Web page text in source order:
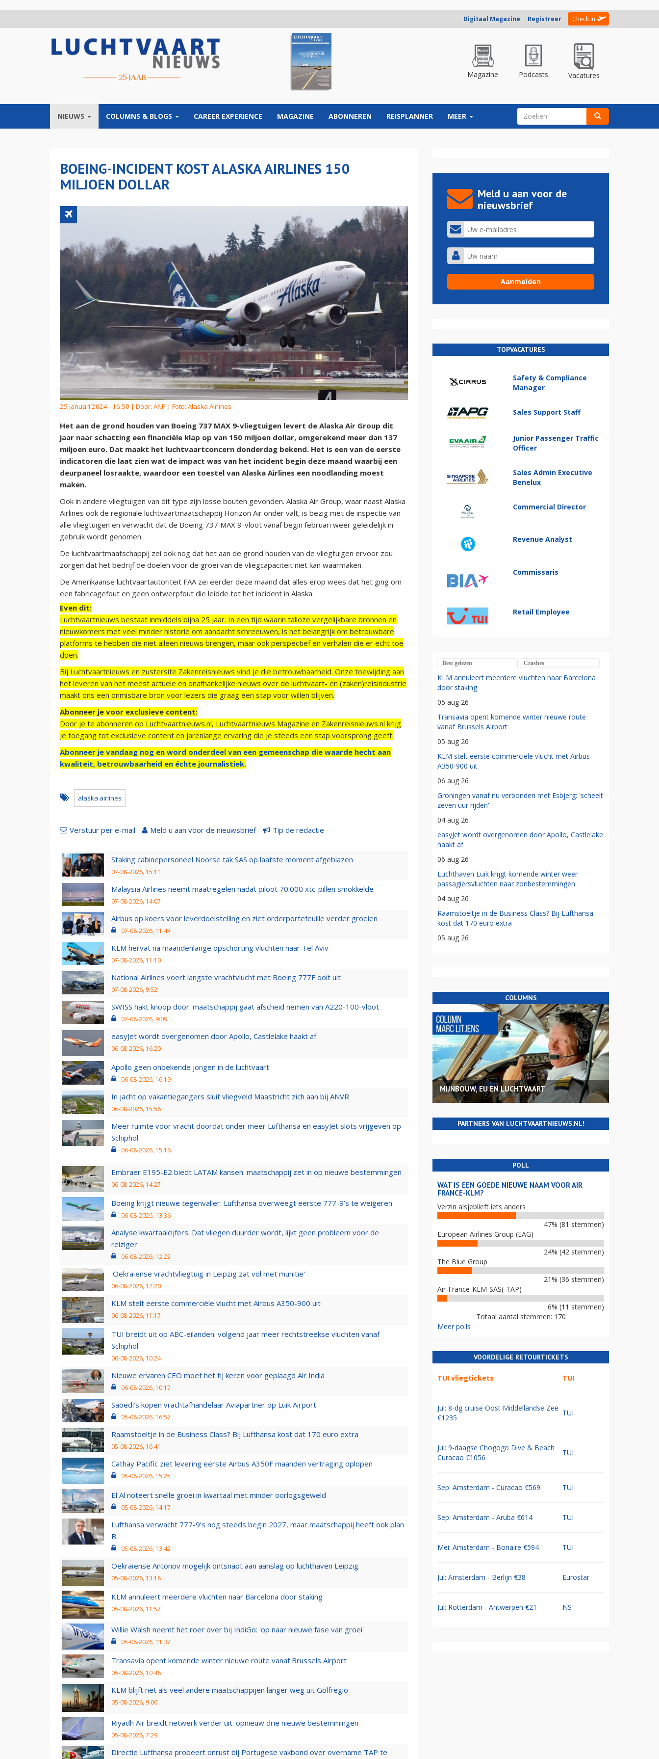
Digitaal Magazine Registreer Check in
Magazine Podcasts Vacatures
NIEUWS COLUMNS & BLOGS CAREER EXPERIENCE MAGAZINE ABONNEREN REISPLANNER MEER ZOEKVELD
BOEING-INCIDENT KOST ALASKA AIRLINES 150
MILJOEN DOLLAR
25 januari 2024 - 16:50 | Door: ANP | Foto: Alaska Airlines
Het aan de grond houden van Boeing 737 MAX 9-vliegtuigen levert de Alaska Air Group dit
jaar naar schatting een financiële klap op van 150 miljoen dollar, omgerekend meer dan 137
miljoen euro. Dat maakt het luchtvaartconcern donderdag bekend. Het is een van de eerste
indicatoren die laat zien wat de impact was van het incident begin deze maand waarbij een
deurpaneel losraakte, waardoor een toestel van Alaska Airlines een noodlanding moest
maken.
Ook in andere vliegtuigen van dit type zijn losse bouten gevonden. Alaska Air Group, waar naast Alaska
Airlines ook de regionale luchtvaartmaatschappij Horizon Air onder valt, is bezig met de inspectie van
alle vliegtuigen en verwacht dat de Boeing 737 MAX 9-vloot vanaf begin februari weer geleidelijk in
gebruik wordt genomen.
De luchtvaartmaatschappij zei ook nog dat het aan de grond houden van de vliegtuigen ervoor zou
zorgen dat het bedrijf de doelen voor de groei van de vliegcapaciteit niet kan waarmaken.
De Amerikaanse luchtvaartautoriteit FAA zei eerder deze maand dat alles erop wees dat het ging om
een fabricagefout en geen ontwerpfout die leidde tot het incident in Alaska.
Even dit:
Luchtvaartnieuws bestaat inmiddels bijna 25 jaar. In een tijd waarin talloze vergelijkbare bronnen en
nieuwkomers met veel minder historie om aandacht schreeuwen, is het belangrijk om betrouwbare
platforms te hebben die niet alleen nieuws brengen, maar ook perspectief en verhalen die er echt toe
doen.
Bij Luchtvaartnieuws en zustersite Zakenreisnieuws vind je die betrouwbaarheid. Onze toewijding aan
het leveren van het meest actuele en onafhankelijke nieuws over de luchtvaart- en (zaken)reisindustrie
maakt ons een onmisbare bron voor lezers die graag een stap voor willen blijven.
Abonneer je voor exclusieve content:
Door je te abonneren op Luchtvaartnieuws.nl, Luchtvaartnieuws Magazine en Zakenreisnieuws.nl krijg
je toegang tot exclusieve content en jarenlange ervaring die je steeds een stap voorsprong geeft.
Abonneer je vandaag nog en word onderdeel van een gemeenschap die waarde hecht aan
kwaliteit, betrouwbaarheid en échte journalistiek.
alaska airlines
Verstuur per e-mail Meld u aan voor de nieuwsbrief Tip de redactie
Staking cabinepersoneel Noorse tak SAS op laatste moment afgeblazen
07-08-2026, 15:11
Malaysia Airlines neemt maatregelen nadat piloot 70.000 xtc-pillen smokkelde
07-08-2026, 14:07
Airbus op koers voor leverdoelstelling en ziet orderportefeuille verder groeien
07-08-2026, 11:44
KLM hervat na maandenlange opschorting vluchten naar Tel Aviv
07-08-2026, 11:10
National Airlines voert langste vrachtvlucht met Boeing 777F ooit uit
07-08-2026, 9:52
SWISS hakt knoop door: maatschappij gaat afscheid nemen van A220-100-vloot
07-08-2026, 9:09
easyJet wordt overgenomen door Apollo, Castlelake haakt af
06-08-2026, 16:20
Apollo geen onbekende jongen in de luchtvaart
06-08-2026, 16:19
In jacht op vakantiegangers sluit vliegveld Maastricht zich aan bij ANVR
06-08-2026, 15:56
Meer ruimte voor vracht doordat onder meer Lufthansa en easyJet slots vrijgeven op
Schiphol
06-08-2026, 15:16
Embraer E195-E2 biedt LATAM kansen: maatschappij zet in op nieuwe bestemmingen
06-08-2026, 14:27
Boeing krijgt nieuwe tegenvaller: Lufthansa overweegt eerste 777-9’s te weigeren
06-08-2026, 13:36
Analyse kwartaalcijfers: Dat vliegen duurder wordt, lijkt geen probleem voor de
reiziger
06-08-2026, 12:22
'Oekraïense vrachtvliegtuig in Leipzig zat vol met munitie'
06-08-2026, 12:20
KLM stelt eerste commerciële vlucht met Airbus A350-900 uit
06-08-2026, 11:17
TUI breidt uit op ABC-eilanden: volgend jaar meer rechtstreekse vluchten vanaf
Schiphol
06-08-2026, 10:24
Nieuwe ervaren CEO moet het tij keren voor geplaagd Air India
06-08-2026, 10:17
Saoedi’s kopen vrachtafhandelaar Aviapartner op Luik Airport
05-08-2026, 16:57
Raamstoeltje in de Business Class? Bij Lufthansa kost dat 170 euro extra
05-08-2026, 16:41
Cathay Pacific ziet levering eerste Airbus A350F maanden vertraging oplopen
05-08-2026, 15:25
El Al noteert snelle groei in kwartaal met minder oorlogsgeweld
05-08-2026, 14:17
Lufthansa verwacht 777-9’s nog steeds begin 2027, maar maatschappij heeft ook plan
B
05-08-2026, 13:42
Oekraïense Antonov mogelijk ontsnapt aan aanslag op luchthaven Leipzig
05-08-2026, 13:18
KLM annuleert meerdere vluchten naar Barcelona door staking
05-08-2026, 11:57
Willie Walsh neemt het roer over bij IndiGo: 'op naar nieuwe fase van groei'
05-08-2026, 11:37
Transavia opent komende winter nieuwe route vanaf Brussels Airport
05-08-2026, 10:46
KLM blijft net als veel andere maatschappijen langer weg uit Golfregio
05-08-2026, 9:00
Riyadh Air breidt netwerk verder uit: opnieuw drie nieuwe bestemmingen
05-08-2026, 7:29
Directie Lufthansa probeert onrust bij Portugese vakbond over overname TAP te
Meld u aan voor de
nieuwsbrief
TOPVACATURES
Safety & Compliance
Manager
Sales Support Staff
Junior Passenger Traffic
Officer
Sales Admin Executive
Benelux
Commercial Director
Revenue Analyst
Commissaris
Retail Employee
Best gelezen Crashes
KLM annuleert meerdere vluchten naar Barcelona
door staking
05 aug 26
Transavia opent komende winter nieuwe route
vanaf Brussels Airport
05 aug 26
KLM stelt eerste commerciële vlucht met Airbus
A350-900 uit
06 aug 26
Groningen vanaf nu verbonden met Esbjerg: 'scheelt
zeven uur rijden'
04 aug 26
easyJet wordt overgenomen door Apollo, Castlelake
haakt af
06 aug 26
Luchthaven Luik krijgt komende winter weer
passagiersvluchten naar zonbestemmingen
04 aug 26
Raamstoeltje in de Business Class? Bij Lufthansa
kost dat 170 euro extra
05 aug 26
COLUMNS
MIJNBOUW, EU EN LUCHTVAART
PARTNERS VAN LUCHTVAARTNIEUWS.NL!
POLL
WAT IS EEN GOEDE NIEUWE NAAM VOOR AIR
FRANCE-KLM?
Verzin alsjeblieft iets anders
47% (81 stemmen)
European Airlines Group (EAG)
24% (42 stemmen)
The Blue Group
21% (36 stemmen)
Air-France-KLM-SAS(-TAP)
6% (11 stemmen)
Totaal aantal stemmen: 170
Meer polls
VOORDELIGE RETOURTICKETS
TUI vliegtickets TUI
Jul: 8-dg cruise Oost Middellandse Zee
€1235
TUI
Jul: 9-daagse Chogogo Dive & Beach
Curacao €1056
TUI
Sep: Amsterdam - Curacao €569 TUI
Sep: Amsterdam - Aruba €614 TUI
Mei: Amsterdam - Bonaire €594 TUI
Jul: Amsterdam - Berlijn €38 Eurostar
Jul: Rotterdam - Antwerpen €21 NS